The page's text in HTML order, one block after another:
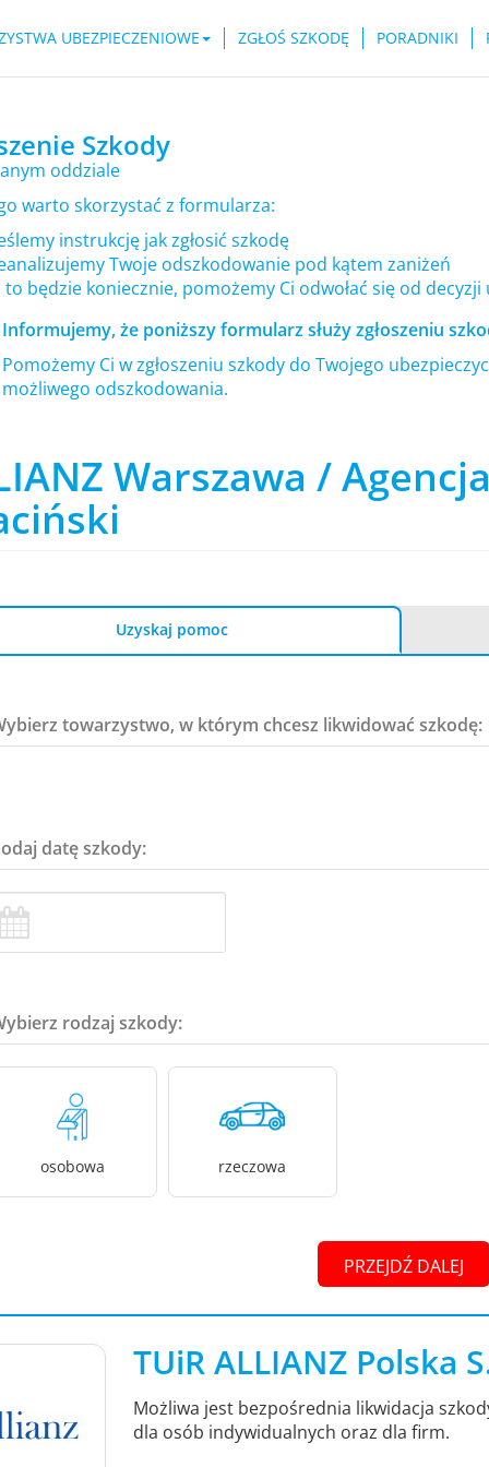
UBEZPIECZENIOWE ZGŁOŚ SZKODĘ PORADNIKI
Szkody
oddziale
warto skorzystać z formularza:
instrukcję jak zgłosić szkodę
Twoje odszkodowanie pod kątem zaniżeń
będzie koniecznie, pomożemy Ci odwołać się od decyzji
Informujemy, że poniższy formularz służy zgłoszeniu
Pomożemy Ci w zgłoszeniu szkody do Twojego
możliwego odszkodowania.
Warszawa /
Uzyskaj pomoc
towarzystwo, w którym chcesz likwidować szkodę:
datę szkody:
rodzaj szkody:
osobowa rzeczowa
PRZEJDŹ DALEJ
TUiR ALLIANZ Polska
Możliwa jest bezpośrednia likwidacja
dla osób indywidualnych oraz dla firm.